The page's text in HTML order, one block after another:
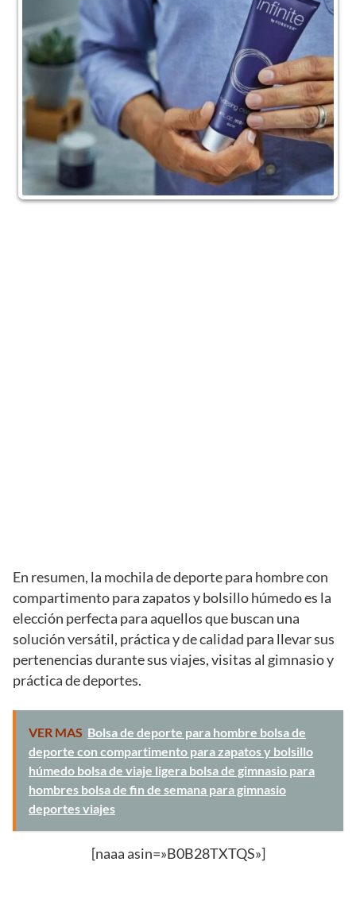
En resumen, la mochila de deporte para hombre con
compartimento para zapatos y bolsillo húmedo es la
elección perfecta para aquellos que buscan una
solución versátil, práctica y de calidad para llevar sus
pertenencias durante sus viajes, visitas al gimnasio y
práctica de deportes.
VER MAS Bolsa de deporte para hombre bolsa de
deporte con compartimento para zapatos y bolsillo
húmedo bolsa de viaje ligera bolsa de gimnasio para
hombres bolsa de fin de semana para gimnasio
deportes viajes
[naaa asin=»B0B28TXTQS»]